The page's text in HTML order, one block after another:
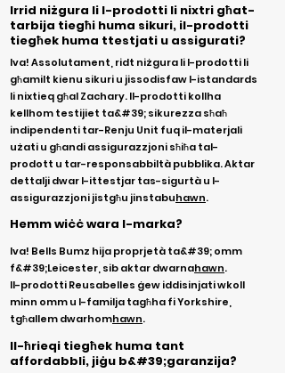
Irrid niżgura li l-prodotti li nixtri għat-
tarbija tiegħi huma sikuri, il-prodotti
tiegħek huma ttestjati u assigurati?
Iva! Assolutament, ridt niżgura li l-prodotti li
għamilt kienu sikuri u jissodisfaw l-istandards
li nixtieq għal Zachary. Il-prodotti kollha
kellhom testijiet ta&#39; sikurezza sħaħ
indipendenti tar-Renju Unit fuq il-materjali
użati u għandi assigurazzjoni sħiħa tal-
prodott u tar-responsabbiltà pubblika. Aktar
dettalji dwar l-ittestjar tas-sigurtà u l-
assigurazzjoni jistgħu jinstabuhawn.
Hemm wiċċ wara l-marka?
Iva! Bells Bumz hija proprjetà ta&#39; omm
f&#39;Leicester, sib aktar dwarnahawn.
Il-prodotti Reusabelles ġew iddisinjati wkoll
minn omm u l-familja tagħha fi Yorkshire,
tgħallem dwarhomhawn.
Il-ħrieqi tiegħek huma tant
affordabbli, jiġu b&#39;garanzija?